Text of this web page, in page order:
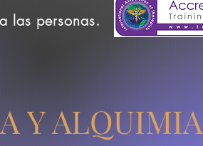
las personas.
Y ALQUIMIA